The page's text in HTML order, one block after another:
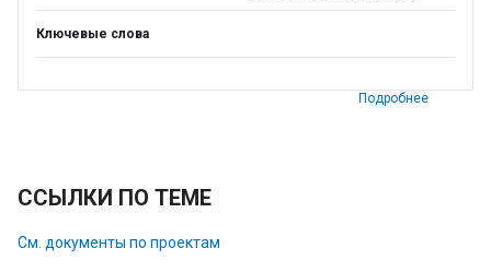
Ключевые слова
Подробнее
ССЫЛКИ ПО ТЕМЕ
См. документы по проектам